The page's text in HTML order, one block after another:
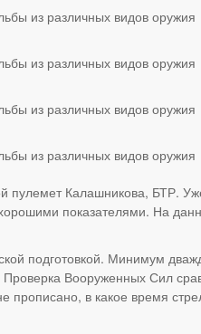
Калашникова, БТР.
показателями. На
подготовкой. Минимум
Вооруженных Сил
в какое время